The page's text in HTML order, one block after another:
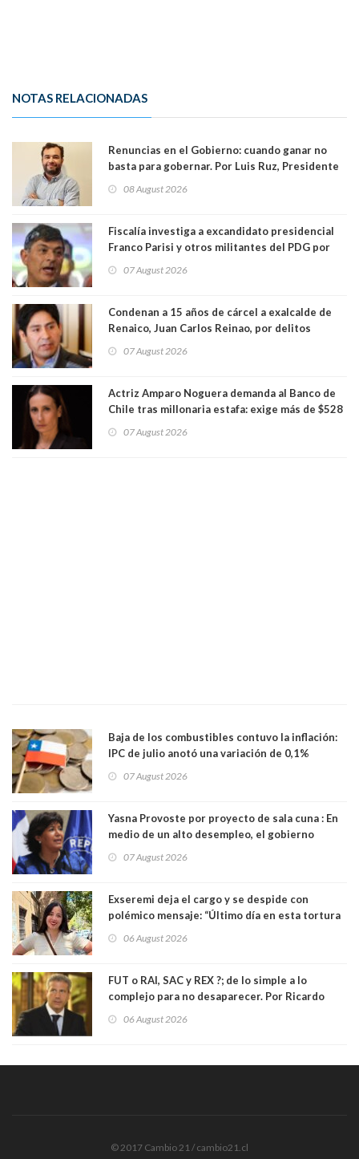
NOTAS RELACIONADAS
Renuncias en el Gobierno: cuando ganar no
basta para gobernar. Por Luis Ruz, Presidente
08 August 2026
Fiscalía investiga a excandidato presidencial
Franco Parisi y otros militantes del PDG por
07 August 2026
Condenan a 15 años de cárcel a exalcalde de
Renaico, Juan Carlos Reinao, por delitos
07 August 2026
Actriz Amparo Noguera demanda al Banco de
Chile tras millonaria estafa: exige más de $528
07 August 2026
Baja de los combustibles contuvo la inflación:
IPC de julio anotó una variación de 0,1%
07 August 2026
Yasna Provoste por proyecto de sala cuna : En
medio de un alto desempleo, el gobierno
07 August 2026
Exseremi deja el cargo y se despide con
polémico mensaje: “Último día en esta tortura
06 August 2026
FUT o RAI, SAC y REX ?; de lo simple a lo
complejo para no desaparecer. Por Ricardo
06 August 2026
© 2017 Cambio 21 / cambio21.cl